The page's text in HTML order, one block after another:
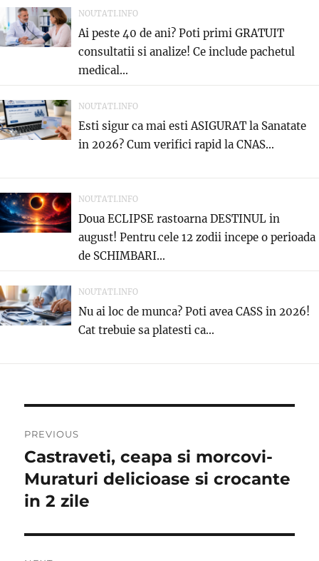
NOUTATI.INFO
Ai peste 40 de ani? Poti primi GRATUIT
consultatii si analize! Ce include pachetul
medical...
NOUTATI.INFO
Esti sigur ca mai esti ASIGURAT la Sanatate
in 2026? Cum verifici rapid la CNAS...
NOUTATI.INFO
Doua ECLIPSE rastoarna DESTINUL in
august! Pentru cele 12 zodii incepe o perioada
de SCHIMBARI...
NOUTATI.INFO
Nu ai loc de munca? Poti avea CASS in 2026!
Cat trebuie sa platesti ca...
navigation
PREVIOUS
Previous
post:
Castraveti, ceapa si morcovi-
Muraturi delicioase si crocante
in 2 zile